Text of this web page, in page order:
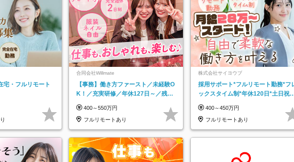
宅・フルリモート
合同会社Willmate
【事務】働き方ファースト／未経験O
K！／充実研修／年休127日～／残業
400～550万円
フルリモートあり
株式会社サイヨウブ
採用サポート*フルリモート勤務*フ
ックスタイム制*年休120日*土日祝
400～450万円
フルリモートあり